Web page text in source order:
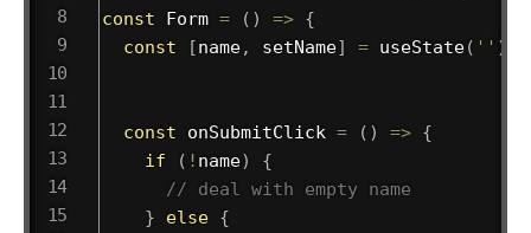
const Form = ( ) => {
const
[name, setName] = useState( '' )
const onSubmitClick = ( ) => {
if
( ! name)
{
// deal with empty name
}
else {